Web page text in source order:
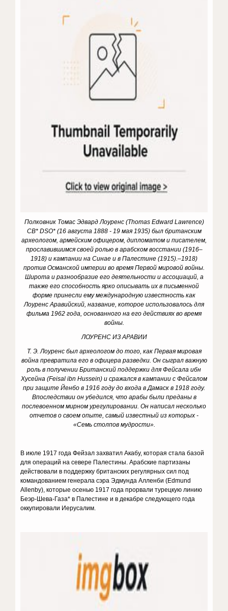
Полковник Томас Эдвард Лоуренс (Thomas Edward Lawrence)
CB* DSO* (16 августа 1888 - 19 мая 1935) был британским
археологом, армейским офицером, дипломатом и писателем,
прославившимся своей ролью в арабском восстании (1916–
1918) и кампании на Синае и в Палестине (1915).–1918)
против Османской империи во время Первой мировой войны.
Широта и разнообразие его деятельности и ассоциаций, а
также его способность ярко описывать их в письменной
форме принесли ему международную известность как
Лоуренс Аравийский, название, которое использовалось для
фильма 1962 года, основанного на его действиях во время
войны.
ЛОУРЕНС ИЗ АРАВИИ
Т. Э. Лоуренс был археологом до того, как Первая мировая
война превратила его в офицера разведки. Он сыграл важную
роль в получении Британский поддержки для Фейсала ибн
Хусейна (Feisal ibn Hussein) и сражался в кампании с Фейсалом
при защите Йенбо в 1916 году до входа в Дамаск в 1918 году.
Впоследствии он убедился, что арабы были преданы в
послевоенном мирном урегулировании. Он написал несколько
отчетов о своем опыте, самый известный из которых -
«Семь столпов мудрости».
В июле 1917 года Фейзал захватил Акабу, которая стала базой
для операций на севере Палестины. Арабские партизаны
действовали в поддержку британских регулярных сил под
командованием генерала сэра Эдмунда Алленби (Edmund
Allenby), которые осенью 1917 года прорвали турецкую линию
Беэр-Шева-Газа* в Палестине и в декабре следующего года
оккупировали Иерусалим.